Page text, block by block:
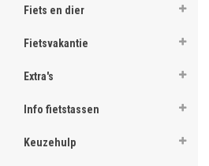
Fiets en dier
Fietsvakantie
Extra's
Info fietstassen
Keuzehulp